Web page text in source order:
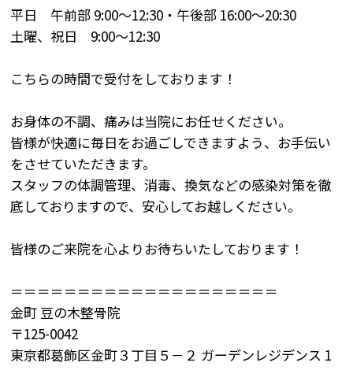
平日 午前部 9:00～12:30 ・午後部 16:00～20:30
土曜、祝日 9:00～12:30
こちらの時間で受付をしております！
お身体の不調、痛みは当院にお任せください。
皆様が快適に毎日をお過ごしできますよう、お手伝い
をさせていただきます。
スタッフの体調管理、消毒、換気などの感染対策を徹
底しておりますので、安心してお越しください。
皆様のご来院を心よりお待ちいたしております！
＝＝＝＝＝＝＝＝＝＝＝＝＝＝＝＝＝＝＝＝
金町 豆の木整骨院
〒125-0042
東京都葛飾区金町３丁目５－２ ガーデンレジデンス 1